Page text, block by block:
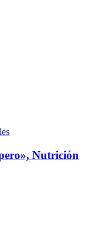
Nutrición